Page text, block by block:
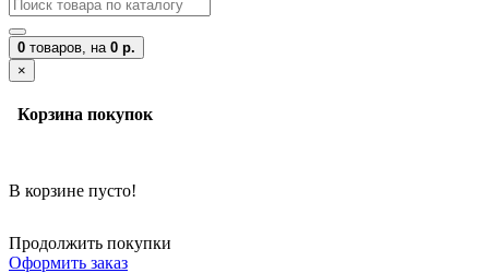
0 товаров, на 0 р.
×
Корзина покупок
В корзине пусто!
Продолжить покупки
Оформить заказ